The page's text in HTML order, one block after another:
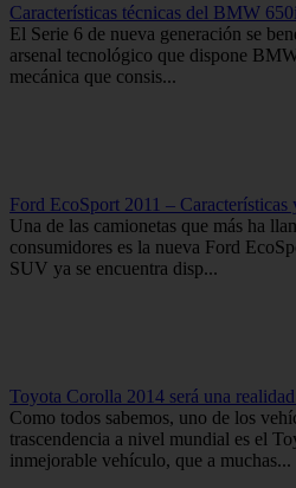
Características técnicas del BMW
El Serie 6 de nueva generación se
arsenal tecnológico que dispone
mecánica que consis...
Ford EcoSport 2011 – Características
Una de las camionetas que más ha
consumidores es la nueva Ford
SUV ya se encuentra disp...
Toyota Corolla 2014 será una
Como todos sabemos, uno de los
trascendencia a nivel mundial es el
inmejorable vehículo, que a muchas...